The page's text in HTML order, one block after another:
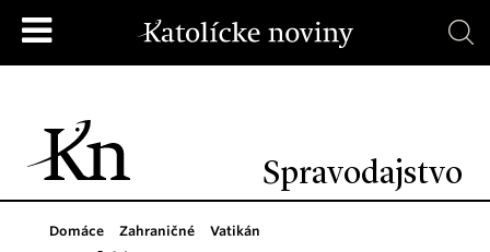
Spravodajstvo
Domáce Zahraničné Vatikán